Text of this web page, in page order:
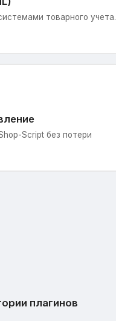
товарного учета.
Script без потери
плагинов